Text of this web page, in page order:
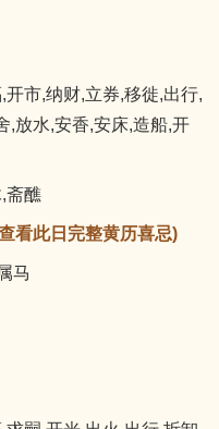
市,纳财,立券,移徙,出行,
,放水,安香,安床,造船,开
斋醮
看此日完整黄历喜忌)
马